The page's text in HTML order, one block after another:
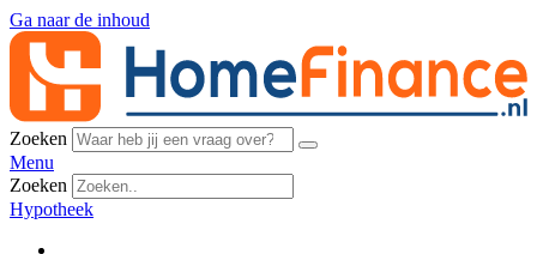
Ga naar de inhoud
Zoeken
Menu
Zoeken
Hypotheek